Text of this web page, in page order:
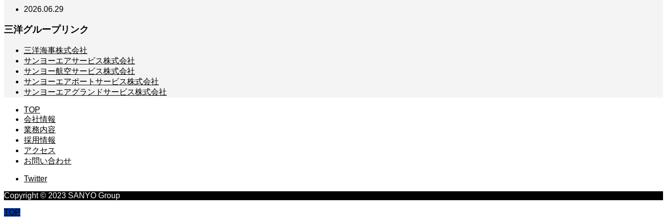
2026.06.29
三洋グループリンク
三洋海事株式会社
サンヨーエアサービス株式会社
サンヨー航空サービス株式会社
サンヨーエアポートサービス株式会社
サンヨーエアグランドサービス株式会社
TOP
会社情報
業務内容
採用情報
アクセス
お問い合わせ
Twitter
Copyright © 2023 SANYO Group
TOP